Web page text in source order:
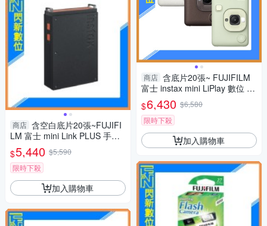
商店 含空白底片20張~FUJIFI
LM 富士 mini Link PLUS 手機
印相機 清晰細膩列印(mini link
+，公司貨)
$5,440 $5,590
限時下殺
加入購物車
商店 含底片20張~ FUJIFILM
富士 instax mini LiPlay 數位 拍
立得 相機(抹茶綠/古銅/霧白)公
司貨
$6,430 $6,580
限時下殺
加入購物車